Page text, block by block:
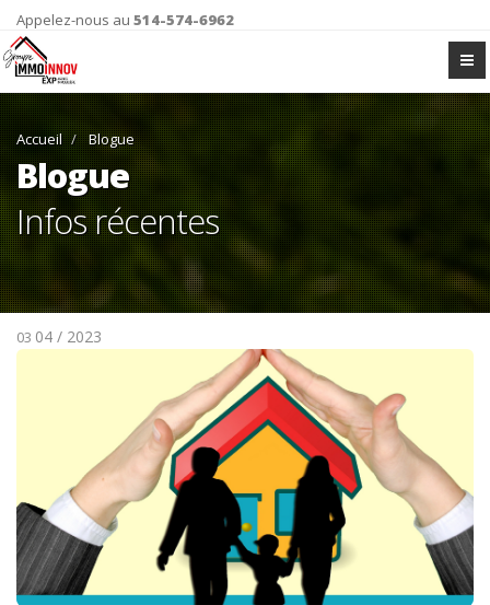
Appelez-nous au 514-574-6962
Accueil Blogue
Blogue
Infos récentes
03 04 / 2023